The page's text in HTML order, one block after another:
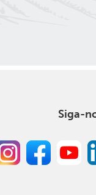
Siga-